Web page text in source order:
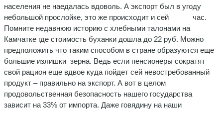
населения не наедалась вдоволь. А экспорт был в угоду
небольшой прослойке, это же происходит и сей час.
Помните недавнюю историю с хлебными талонами на
Камчатке где стоимость буханки дошла до 22 руб. Можно
предположить что таким способом в стране образуются еще
большие излишки зерна. Ведь если пенсионеры сократят
свой рацион еще вдвое куда пойдет сей невостребованный
продукт – правильно на экспорт. А вот в целом
продовольственная безопасность нашего государства
зависит на 33% от импорта. Даже говядину на наши